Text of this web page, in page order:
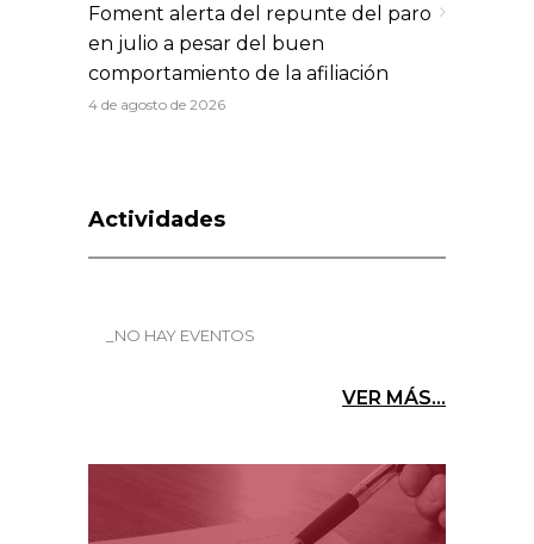
Foment alerta del repunte del paro
en julio a pesar del buen
comportamiento de la afiliación
4 de agosto de 2026
Actividades
_NO HAY EVENTOS
VER MÁS...